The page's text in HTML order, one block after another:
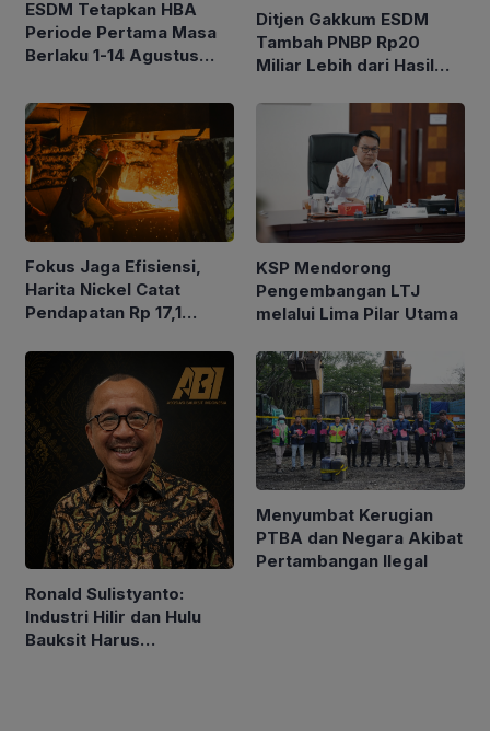
ESDM Tetapkan HBA
Periode Pertama Masa
Berlaku 1-14 Agustus
Ditjen Gakkum ESDM
Tambah PNBP Rp20
Miliar Lebih dari Hasil
Fokus Jaga Efisiensi,
Harita Nickel Catat
Pendapatan Rp 17,1
2026
KSP Mendorong
Pengembangan LTJ
melalui Lima Pilar Utama
Ronald Sulistyanto:
Industri Hilir dan Hulu
Bauksit Harus
Menyumbat Kerugian
PTBA dan Negara Akibat
Pertambangan Ilegal